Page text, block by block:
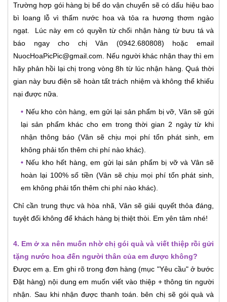
Trường hợp gói hàng bị bể do vận chuyển sẽ có dấu hiệu bao
bì loang lỗ vì thấm nước hoa và tỏa ra hương thơm ngào
ngạt. Lúc này em có quyền từ chối nhận hàng từ bưu tá và
báo ngay cho chị Vân (0942.680808) hoặc email
NuocHoaPicPic@gmail.com. Nếu người khác nhận thay thì em
hãy phản hồi lại chị trong vòng 8h từ lúc nhận hàng. Quá thời
gian này bưu điện sẽ hoàn tất trách nhiệm và không thể khiếu
nại được nữa.
• Nếu kho còn hàng, em gửi lại sản phẩm bị vỡ, Vân sẽ gửi
lại sản phẩm khác cho em trong thời gian 2 ngày từ khi
nhận thông báo (Vân sẽ chịu mọi phí tổn phát sinh, em
không phải tốn thêm chi phí nào khác).
• Nếu kho hết hàng, em gửi lại sản phẩm bị vỡ và Vân sẽ
hoàn lại 100% số tiền (Vân sẽ chịu mọi phí tổn phát sinh,
em không phải tốn thêm chi phí nào khác).
Chỉ cần trung thực và hòa nhã, Vân sẽ giải quyết thỏa đáng,
tuyệt đối không để khách hàng bị thiệt thòi. Em yên tâm nhé!
4. Em ở xa nên muốn nhờ chị gói quà và viết thiệp rồi gửi
tặng nước hoa đến người thân của em được không?
Được em ạ. Em ghi rõ trong đơn hàng (mục "Yêu cầu" ở bước
Đặt hàng) nội dung em muốn viết vào thiệp + thông tin người
nhận. Sau khi nhận được thanh toán. bên chị sẽ gói quà và